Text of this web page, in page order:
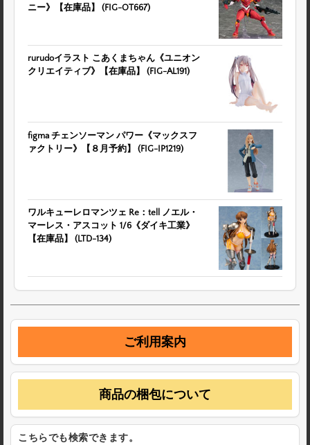
ニー》【在庫品】 (FIG-OT667)
rurudoイラスト こあくまちゃん《ユニオン
クリエイティブ》【在庫品】 (FIG-AL191)
figma チェンソーマン パワー《マックスフ
ァクトリー》【８月予約】 (FIG-IP1219)
ワルキューレロマンツェ Re：tell ノエル・
マーレス・アスコット 1/6《ダイキ工業》
【在庫品】 (LTD-134)
ご利用案内
商品の梱包について
こちらでも検索できます。